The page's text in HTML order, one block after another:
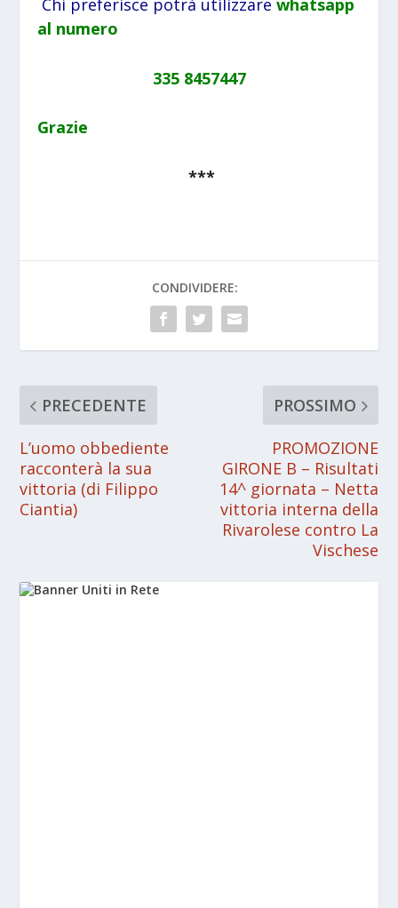
al numero
335 8457447
Grazie
***
CONDIVIDERE:
PRECEDENTE
L’uomo obbediente
racconterà la sua
vittoria (di Filippo
Ciantia)
PROSSIMO
PROMOZIONE
GIRONE B – Risultati
14^ giornata – Netta
vittoria interna della
Rivarolese contro La
Vischese